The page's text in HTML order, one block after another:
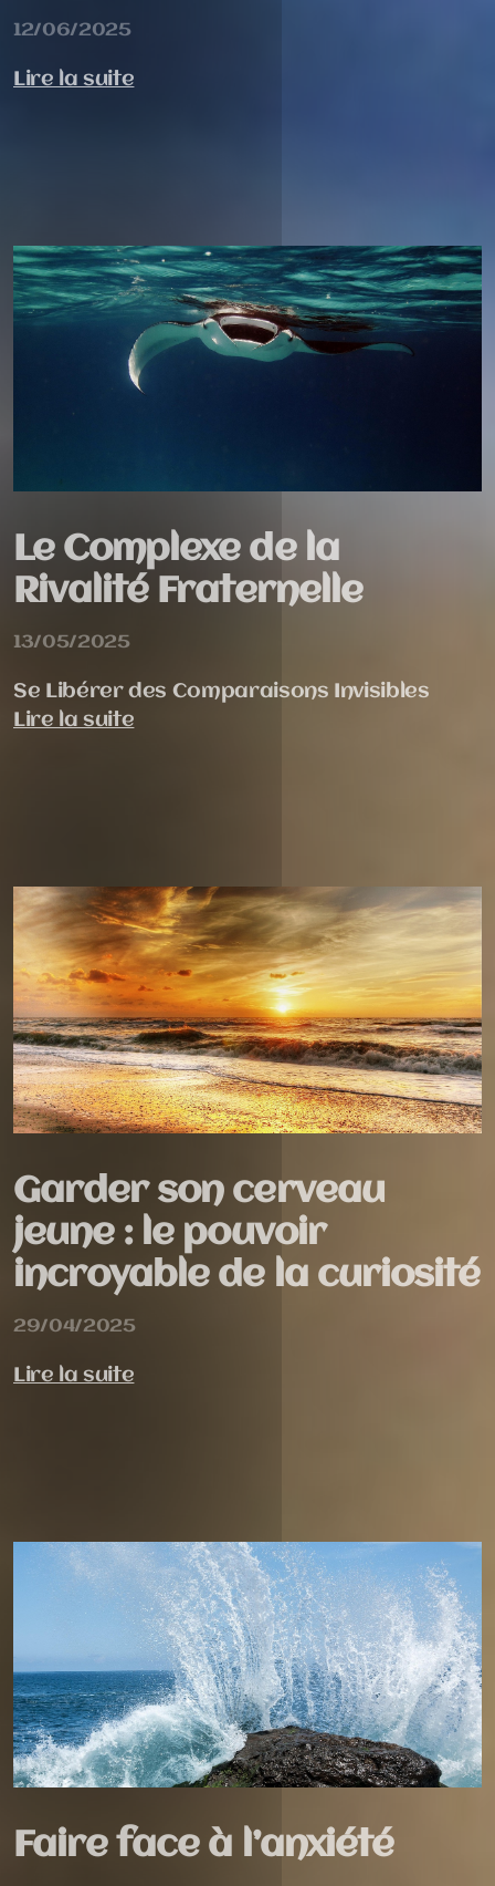
12/06/2025
Lire la suite
Le Complexe de la
Rivalité Fraternelle
13/05/2025
Se Libérer des Comparaisons Invisibles
Lire la suite
Garder son cerveau
jeune : le pouvoir
incroyable de la curiosité
29/04/2025
Lire la suite
Faire face à l’anxiété